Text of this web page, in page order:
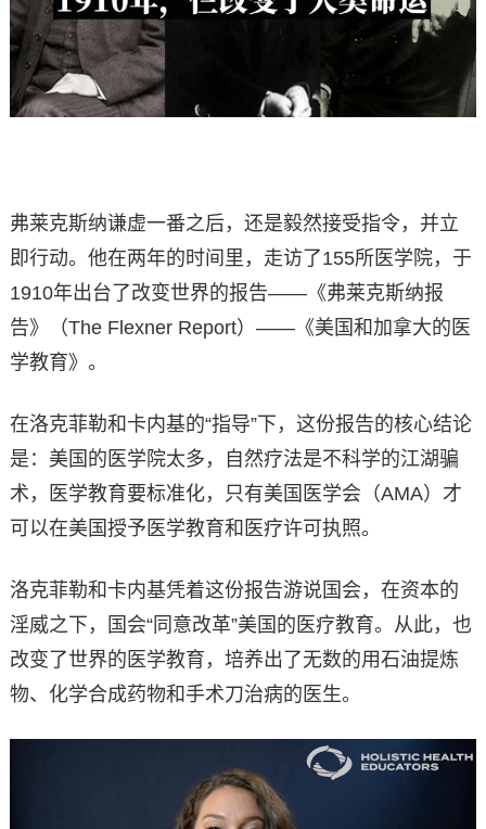
弗莱克斯纳谦虚一番之后，还是毅然接受指令，并立
即行动。他在两年的时间里，走访了155所医学院，于
1910年出台了改变世界的报告——《弗莱克斯纳报
告》（The Flexner Report）——《美国和加拿大的医
学教育》。
在洛克菲勒和卡内基的“指导”下，这份报告的核心结论
是：美国的医学院太多，自然疗法是不科学的江湖骗
术，医学教育要标准化，只有美国医学会（AMA）才
可以在美国授予医学教育和医疗许可执照。
洛克菲勒和卡内基凭着这份报告游说国会，在资本的
淫威之下，国会“同意改革”美国的医疗教育。从此，也
改变了世界的医学教育，培养出了无数的用石油提炼
物、化学合成药物和手术刀治病的医生。